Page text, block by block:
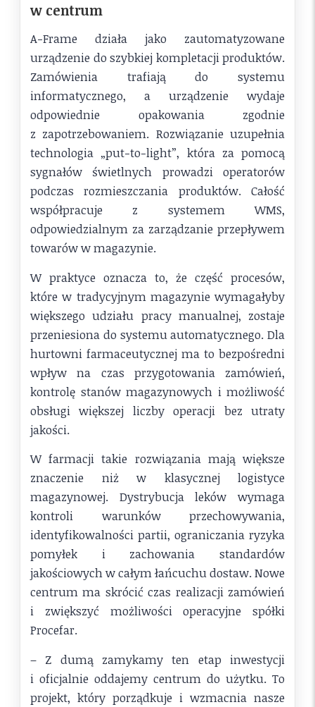
w centrum
A-Frame działa jako zautomatyzowane
urządzenie do szybkiej kompletacji produktów.
Zamówienia trafiają do systemu
informatycznego, a urządzenie wydaje
odpowiednie opakowania zgodnie
z zapotrzebowaniem. Rozwiązanie uzupełnia
technologia „put-to-light”, która za pomocą
sygnałów świetlnych prowadzi operatorów
podczas rozmieszczania produktów. Całość
współpracuje z systemem WMS,
odpowiedzialnym za zarządzanie przepływem
towarów w magazynie.
W praktyce oznacza to, że część procesów,
które w tradycyjnym magazynie wymagałyby
większego udziału pracy manualnej, zostaje
przeniesiona do systemu automatycznego. Dla
hurtowni farmaceutycznej ma to bezpośredni
wpływ na czas przygotowania zamówień,
kontrolę stanów magazynowych i możliwość
obsługi większej liczby operacji bez utraty
jakości.
W farmacji takie rozwiązania mają większe
znaczenie niż w klasycznej logistyce
magazynowej. Dystrybucja leków wymaga
kontroli warunków przechowywania,
identyfikowalności partii, ograniczania ryzyka
pomyłek i zachowania standardów
jakościowych w całym łańcuchu dostaw. Nowe
centrum ma skrócić czas realizacji zamówień
i zwiększyć możliwości operacyjne spółki
Procefar.
– Z dumą zamykamy ten etap inwestycji
i oficjalnie oddajemy centrum do użytku. To
projekt, który porządkuje i wzmacnia nasze